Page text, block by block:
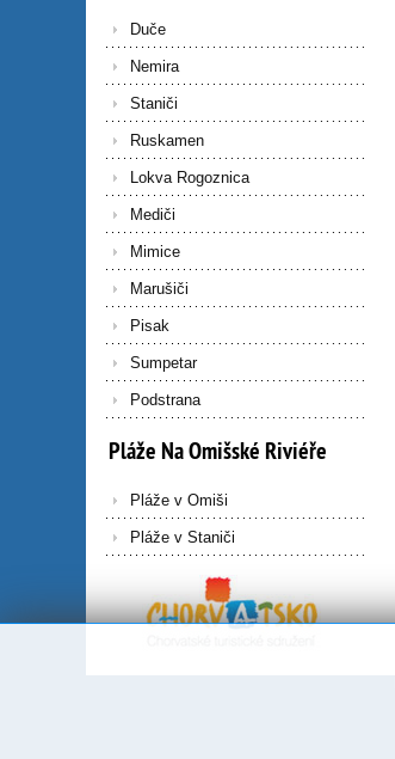
Duče
Nemira
Staniči
Ruskamen
Lokva Rogoznica
Mediči
Mimice
Marušiči
Pisak
Sumpetar
Podstrana
PlážeNaOmišskéRiviéře
Pláže v Omiši
Pláže v Staniči